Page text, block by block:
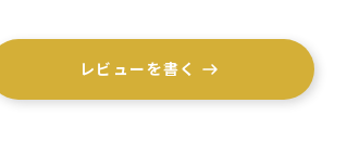
レビューを書く